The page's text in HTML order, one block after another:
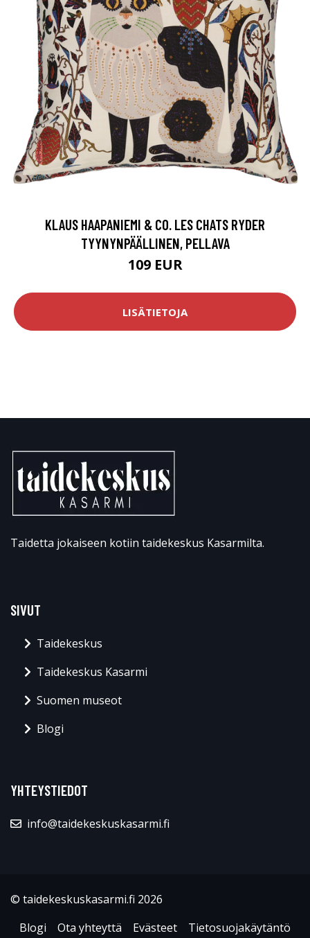
KLAUS HAAPANIEMI & CO. LES CHATS RYDER
TYYNYNPÄÄLLINEN, PELLAVA
109 EUR
LISÄTIETOJA
Taidetta jokaiseen kotiin taidekeskus Kasarmilta.
SIVUT
Taidekeskus
Taidekeskus Kasarmi
Suomen museot
Blogi
YHTEYSTIEDOT
info@taidekeskuskasarmi.fi
© taidekeskuskasarmi.fi 2026
Blogi
Ota yhteyttä Evästeet
Tietosuojakäytäntö